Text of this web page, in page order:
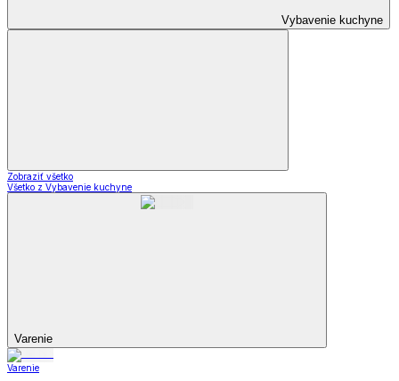
Vybavenie kuchyne
Zobraziť všetko
Všetko z Vybavenie kuchyne
Varenie
Varenie